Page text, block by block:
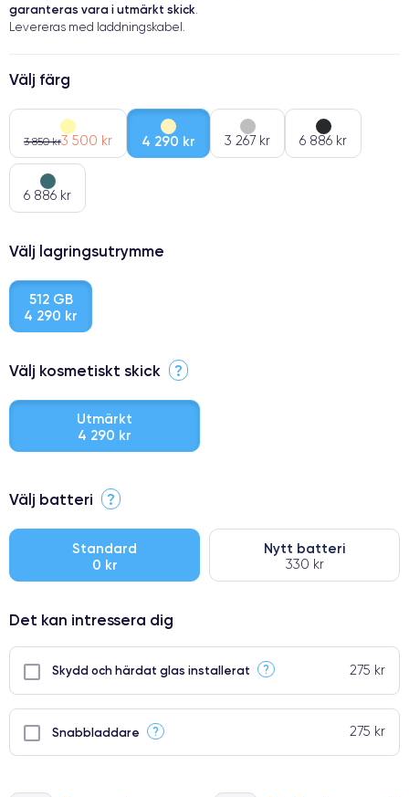
garanteras vara i utmärkt skick.
Levereras med laddningskabel.
Välj färg
3 850 kr3 500 kr 4 290 kr 3 267 kr 6 886 kr
6 886 kr
Välj lagringsutrymme
512 GB
4 290 kr
Välj kosmetiskt skick ?
Utmärkt
4 290 kr
⭐ Premium
● Oklanderlig kvalitetsskärm
● Endast 5% av våra telefoner har premiumklassning
Välj batteri ?
Standard
0 kr
Nytt batteri
330 kr
Det kan intressera dig
Skydd och härdat glas installerat ? 275 kr
Snabbladdare ? 275 kr